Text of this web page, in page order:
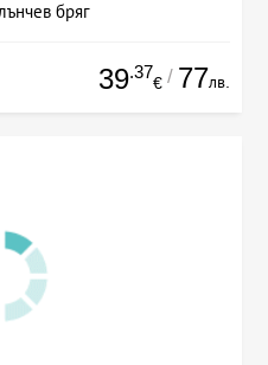
бряг
39.37
€ / 77лв.